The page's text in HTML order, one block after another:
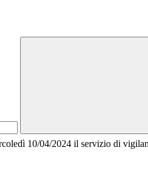
10/04/2024 il servizio di